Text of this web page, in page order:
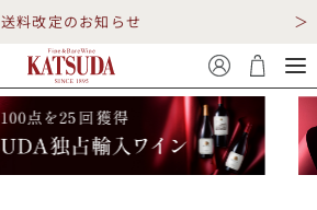
送料改定のお知らせ
ング ン
RP100
点